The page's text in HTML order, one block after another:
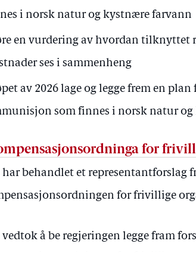
i norsk natur og kystnære farvann
en vurdering av hvordan tilknyttet
ses i sammenheng
av 2026 lage og legge frem en
som finnes i norsk natur
for
behandlet et representantforslag
for frivillige
å be regjeringen legge fram